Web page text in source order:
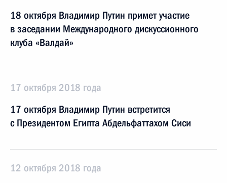
18 октября Владимир Путин примет участие
в заседании Международного дискуссионного
клуба «Валдай»
17 октября 2018 года
17 октября Владимир Путин встретится
с Президентом Египта Абдельфаттахом Сиси
12 октября 2018 года